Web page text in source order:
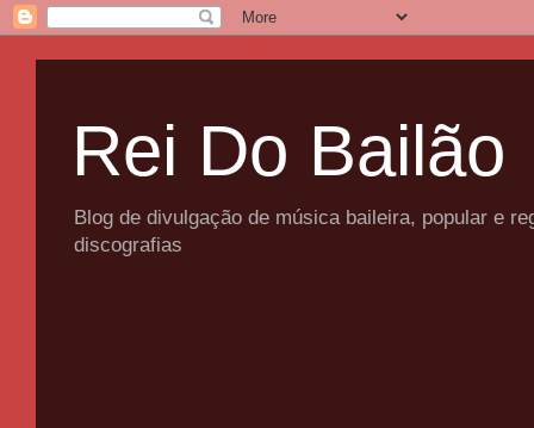
Rei Do Bailão
Blog de divulgação de música baileira, popular e
discografias